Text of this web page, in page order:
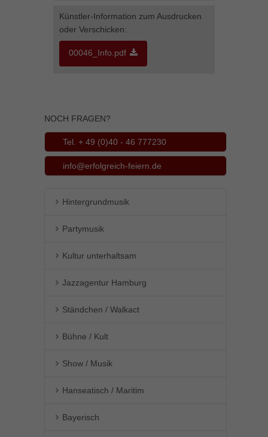
Künstler-Information zum Ausdrucken
oder Verschicken:
00046_Info.pdf
NOCH FRAGEN?
Tel. + 49 (0)40 - 46 777230
info@erfolgreich-feiern.de
Hintergrundmusik
Partymusik
Kultur unterhaltsam
Jazzagentur Hamburg
Ständchen / Walkact
Bühne / Kult
Show / Musik
Hanseatisch / Maritim
Bayerisch